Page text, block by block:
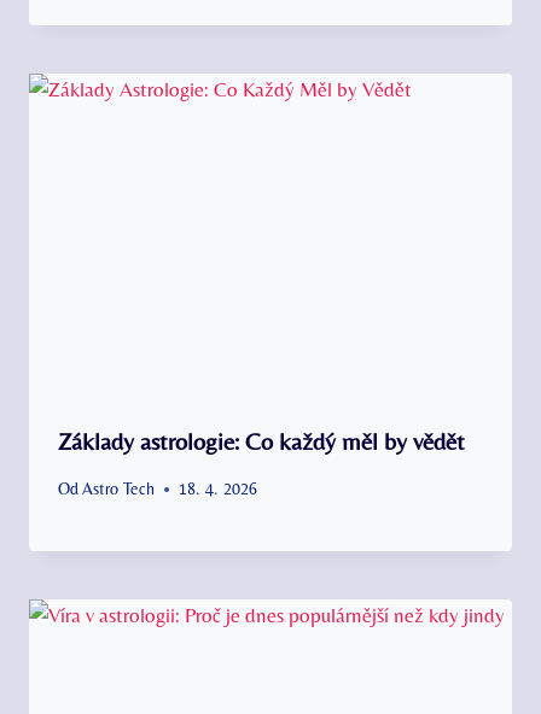
Základy astrologie: Co každý měl by vědět
Od Astro Tech 18. 4. 2026